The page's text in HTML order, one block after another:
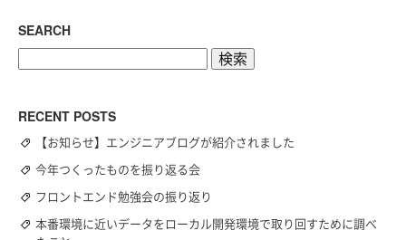
SEARCH
RECENT POSTS
【お知らせ】エンジニアブログが紹介されました
今年つくったものを振り返る会
フロントエンド勉強会の振り返り
本番環境に近いデータをローカル開発環境で取り回すために調べ